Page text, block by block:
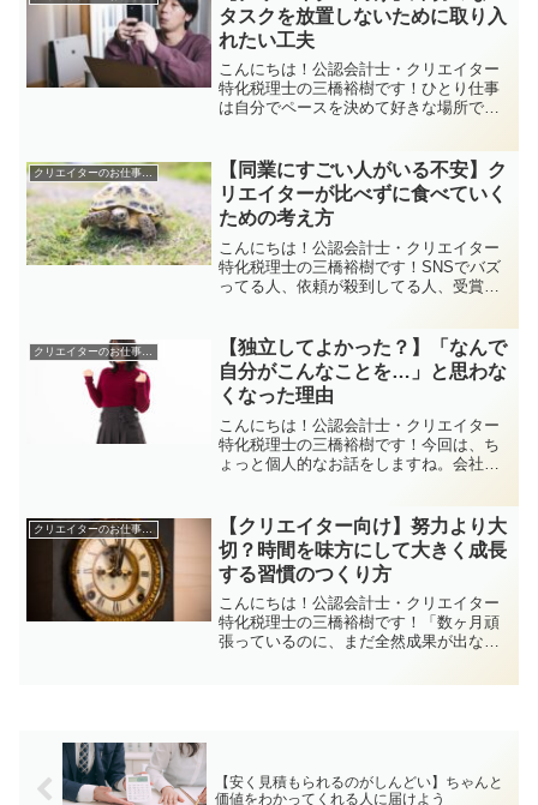
れません。でも実は、在宅...
タスクを放置しないために取り入
れたい工夫
こんにちは！公認会計士・クリエイター
特化税理士の三橋裕樹です！ひとり仕事
は自分でペースを決めて好きな場所でお
が決まってないタスクって、ついつい後
回しになってしまいがちじ...
クリエイターのお仕事全般
【同業にすごい人がいる不安】ク
リエイターが比べずに食べていく
ための考え方
こんにちは！公認会計士・クリエイター
特化税理士の三橋裕樹です！SNSでバズ
ってる人、依頼が殺到してる人、受賞歴
いいのかな…」って感じてしまうこと、
ありませんか？でも安心...
【独立してよかった？】「なんで
自分がこんなことを…」と思わな
くなった理由
こんにちは！公認会計士・クリエイター
特化税理士の三橋裕樹です！今回は、ち
ょっと個人的なお話をしますね。会社員
じることがたくさんありました。生意気
ですね...。でも、独立...
【クリエイター向け】努力より大
切？時間を味方にして大きく成長
する習慣のつくり方
こんにちは！公認会計士・クリエイター
特化税理士の三橋裕樹です！「数ヶ月頑
張っているのに、まだ全然成果が出な
【安く見積もられるのがしんどい】ちゃんと
価値をわかってくれる人に届けよう